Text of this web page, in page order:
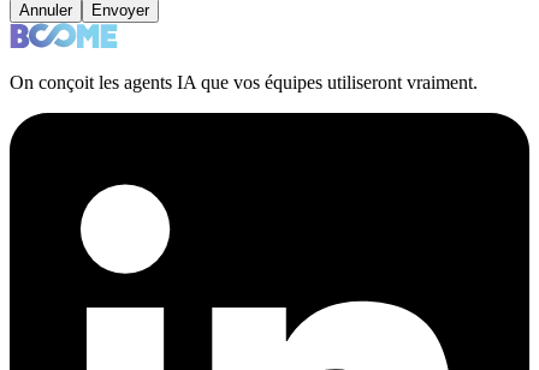
Annuler Envoyer
On conçoit les agents IA que vos équipes utiliseront vraiment.